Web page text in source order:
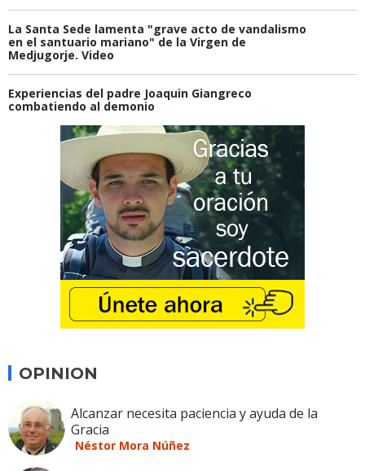
La Santa Sede lamenta "grave acto de vandalismo
en el santuario mariano" de la Virgen de
Medjugorje. Video
Experiencias del padre Joaquin Giangreco
combatiendo al demonio
OPINION
Alcanzar necesita paciencia y ayuda de la
Gracia
Néstor Mora Núñez